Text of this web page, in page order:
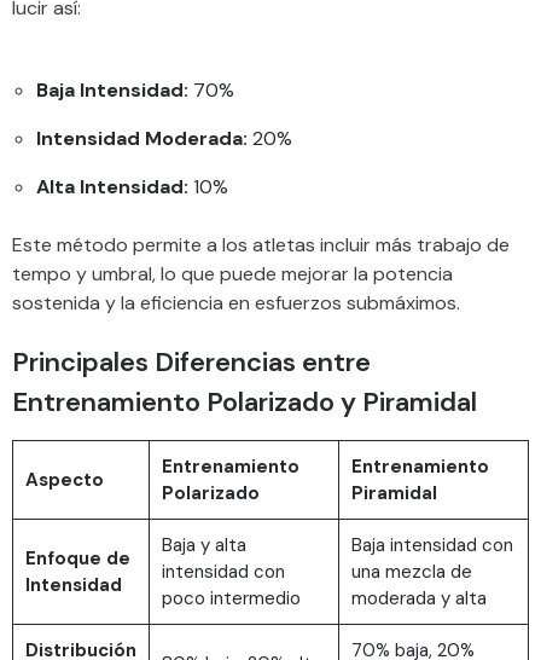
lucir así:
Baja Intensidad: 70%
Intensidad Moderada: 20%
Alta Intensidad: 10%
Este método permite a los atletas incluir más trabajo de
tempo y umbral, lo que puede mejorar la potencia
sostenida y la eficiencia en esfuerzos submáximos.
Principales Diferencias entre
Entrenamiento Polarizado y Piramidal
Aspecto
Entrenamiento
Polarizado
Entrenamiento
Piramidal
Enfoque de
Intensidad
Baja y alta
intensidad con
poco intermedio
Baja intensidad con
una mezcla de
moderada y alta
Distribución 70% baja, 20%